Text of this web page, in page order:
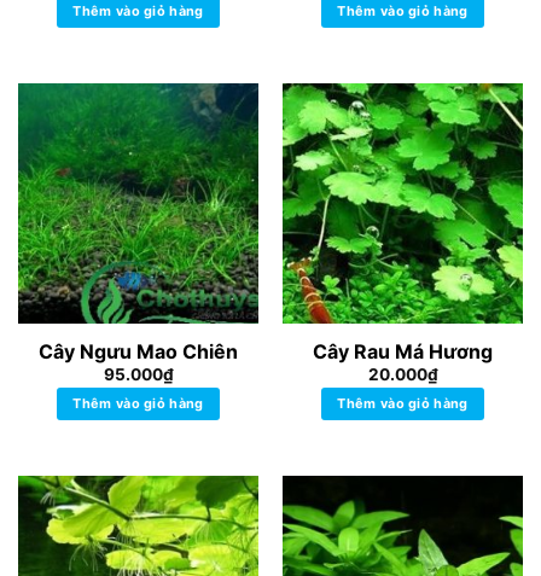
Thêm vào giỏ hàng Thêm vào giỏ hàng
Cây Ngưu Mao Chiên
95.000₫
Thêm vào giỏ hàng
Cây Rau Má Hương
20.000₫
Thêm vào giỏ hàng